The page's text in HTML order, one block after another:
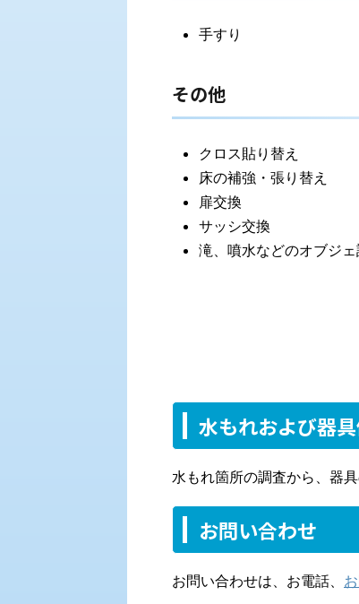
手すり
その他
クロス貼り替え
床の補強・張り替え
扉交換
サッシ交換
滝、噴水などのオブジェ
水もれおよび器
水もれ箇所の調査から、器
お問い合わせ
お問い合わせは、お電話、